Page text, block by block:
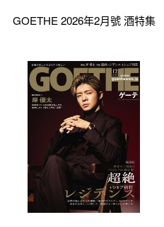
GOETHE 2026年2月號 酒特集